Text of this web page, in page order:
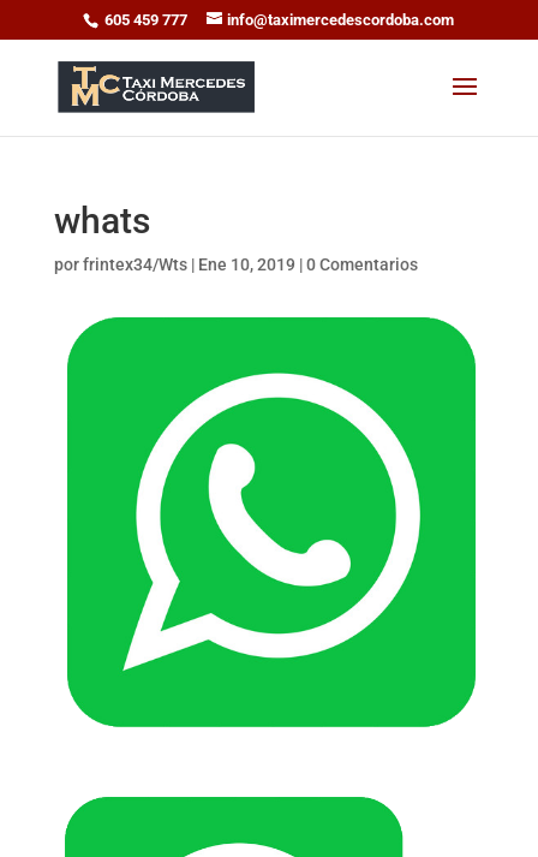
605 459 777 info@taximercedescordoba.com
whats
porfrintex34/Wts| Ene 10, 2019 |0 Comentarios